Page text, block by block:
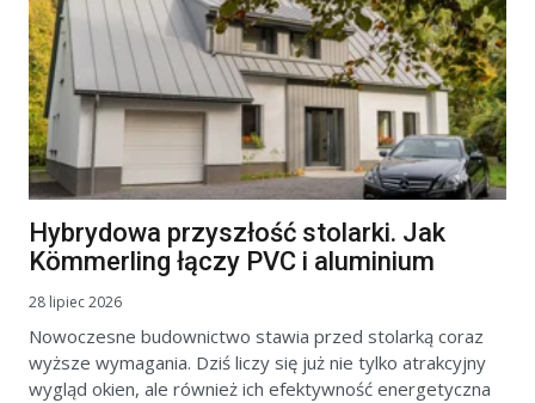
Hybrydowa przyszłość stolarki. Jak
Kömmerling łączy PVC i aluminium
28 lipiec 2026
Nowoczesne budownictwo stawia przed stolarką coraz
wyższe wymagania. Dziś liczy się już nie tylko atrakcyjny
wygląd okien, ale również ich efektywność energetyczna